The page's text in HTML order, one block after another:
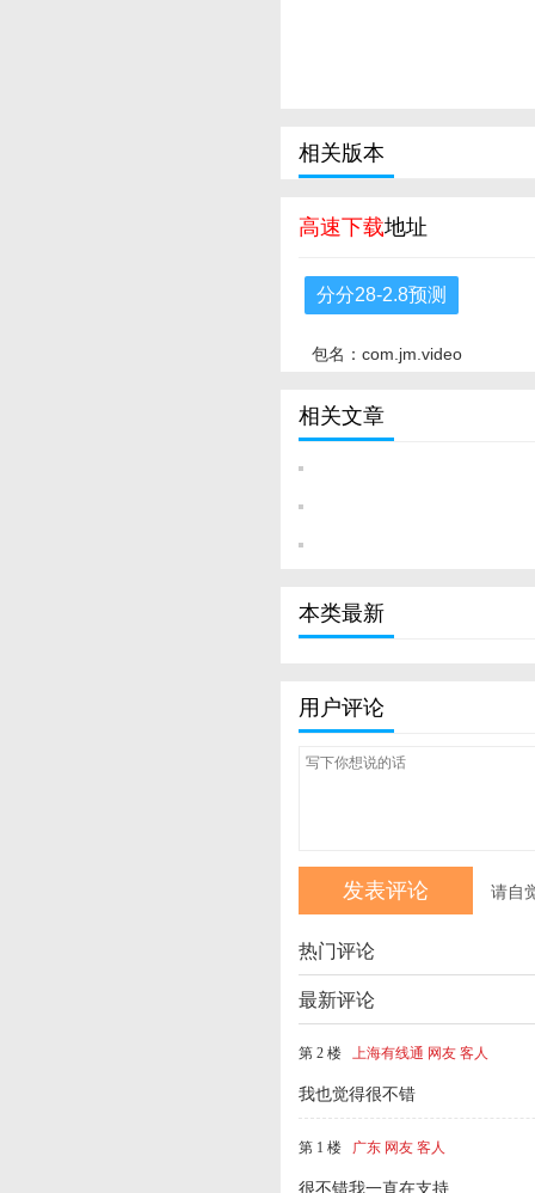
相关版本
高速下载地址
分分28-2.8预测
包名：com.jm.video
相关文章
本类最新
用户评论
请自
热门评论
最新评论
第 2 楼 上海有线通 网友 客人
我也觉得很不错
第 1 楼 广东 网友 客人
很不错我一直在支持